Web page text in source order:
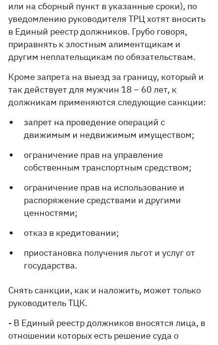
или на сборный пункт в указанные сроки), по
уведомлению руководителя ТРЦ хотят вносить
в Единый реестр должников. Грубо говоря,
приравнять к злостным алиментщикам и
другим неплательщикам по обязательствам.
Кроме запрета на выезд за границу, который и
так действует для мужчин 18 – 60 лет, к
должникам применяются следующие санкции:
запрет на проведение операций с
движимым и недвижимым имуществом;
ограничение прав на управление
собственным транспортным средством;
ограничение прав на использование и
распоряжение средствами и другими
ценностями;
отказ в кредитовании;
приостановка получения льгот и услуг от
государства.
Снять санкции, как и наложить, может только
руководитель ТЦК.
- В Единый реестр должников вносятся лица, в
отношении которых есть решение суда о